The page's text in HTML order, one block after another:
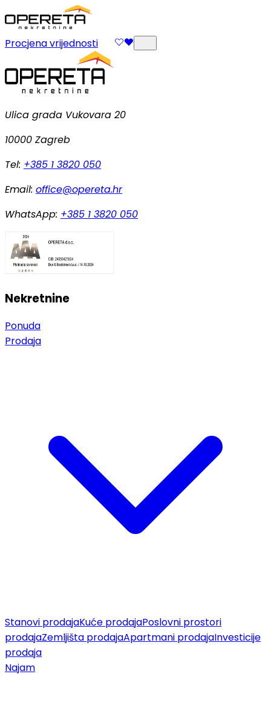
Procjena vrijednosti
Ulica grada Vukovara 20
10000 Zagreb
Tel: +385 1 3820 050
Email: office@opereta.hr
WhatsApp: +385 1 3820 050
Nekretnine
Ponuda
Prodaja
Stanovi prodajaKuće prodajaPoslovni prostori
prodajaZemljišta prodajaApartmani prodajaInvesticije
prodaja
Najam